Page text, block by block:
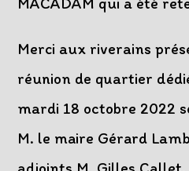
Merci aux riverains
réunion de quartier
mardi 18 octobre 2022
M. le maire Gérard